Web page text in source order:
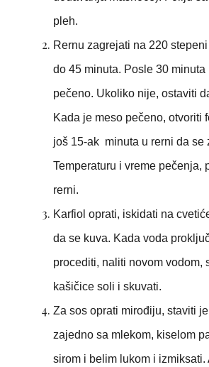
pleh.
Rernu zagrejati na 220
do 45 minuta. Posle 30
pečeno. Ukoliko nije, ostaviti
Kada je meso pečeno, otvoriti
još 15-ak minuta u rerni da se
Temperaturu i vreme pečenja,
rerni.
Karfiol oprati, iskidati na
da se kuva. Kada voda
procediti, naliti novom vodom,
kašičice soli i skuvati.
Za sos oprati mirođiju, staviti
zajedno sa mlekom, kiselom
sirom i belim lukom i izmiksati.